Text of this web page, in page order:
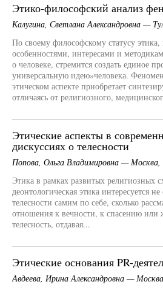
Этико-философский анализ
Калугина, Светлана Александровна —
По своему философскому статусу
особенностями, интересами и
о человеке, стремится создать единое
универсальную идею»человека.
этическом аспекте приобретает
отличаясь от религиозного,
Этические аспекты в
дискуссиях о телесности
Попова, Ольга Владимировна — Москва,
Этика в рамках развитых религиозных
деонтологическая этика интересуется
телесности самим по себе, сколько
отношения к вечности, к спасению или
телесность, отдавая...
Этические основания PR-
Авдеева, Ирина Александровна —